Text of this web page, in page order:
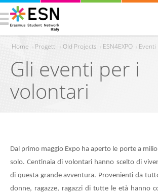
Tu sei qui
Home › Progetti › Old Projects › ESN4EXPO › Eventi
Gli eventi per i
volontari
Dal primo maggio Expo ha aperto le porte a
solo. Centinaia di volontari hanno scelto di
di questa grande avventura. Provenienti da
donne, ragazze, ragazzi di tutte le età hanno